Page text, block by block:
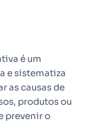
é um
e sistematiza
as causas de
produtos ou
prevenir o